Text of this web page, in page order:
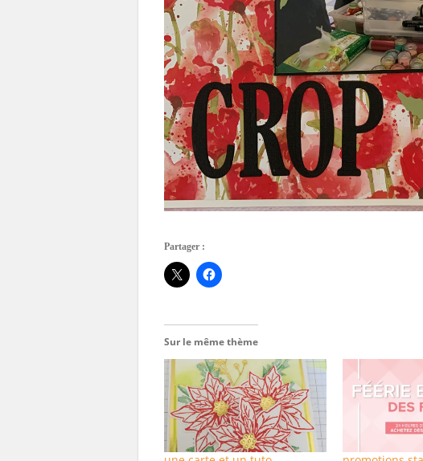
Partager :
Sur le même thème